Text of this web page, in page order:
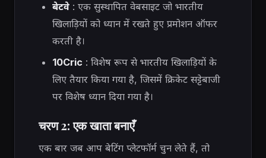
बेटवे: एक सुस्थापित वेबसाइट जो भारतीय
खिलाड़ियों को ध्यान में रखते हुए प्रमोशन ऑफर
करती है।
10Cric: विशेष रूप से भारतीय खिलाड़ियों के
लिए तैयार किया गया है, जिसमें क्रिकेट सट्टेबाजी
पर विशेष ध्यान दिया गया है।
चरण 2: एक खाता बनाएँ
एक बार जब आप बेटिंग प्लेटफॉर्म चुन लेते हैं, तो